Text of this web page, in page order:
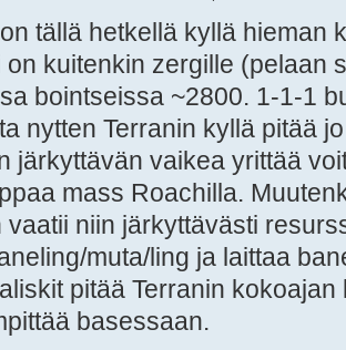
tällä hetkellä kyllä hieman
on kuitenkin zergille (pelaan
bointseissa ~2800. 1-1-1
nytten Terranin kyllä pitää
järkyttävän vaikea yrittää
mass Roachilla.
vaatii niin järkyttävästi
muta/ling ja laittaa
pitää Terranin
basessaan.